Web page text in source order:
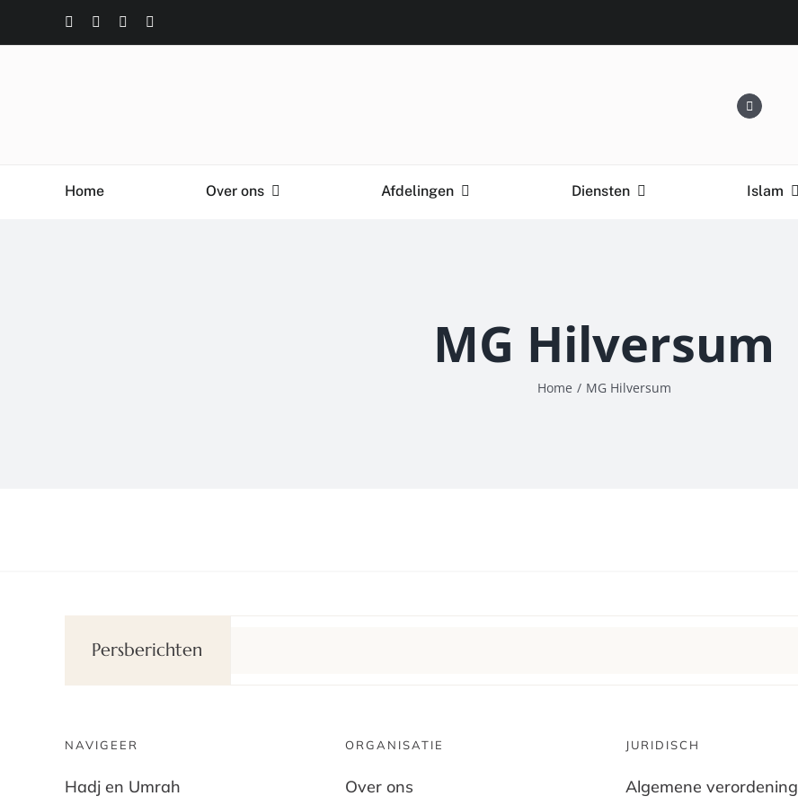
Home Over ons Afdelingen Diensten Islam
MG Hilversum
Home / MG Hilversum
Persberichten
NAVIGEER
Hadj en Umrah
ORGANISATIE
Over ons
JURIDISCH
Algemene verordening